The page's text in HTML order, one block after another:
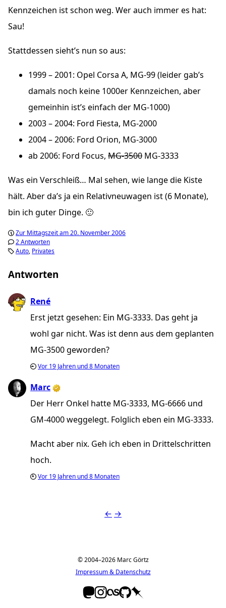
Kennzeichen ist schon weg. Wer auch immer es hat:
Sau!
Stattdessen sieht’s nun so aus:
1999 – 2001: Opel Corsa A, MG-99 (leider gab’s
damals noch keine 1000er Kennzeichen, aber
gemeinhin ist’s einfach der MG-1000)
2003 – 2004: Ford Fiesta, MG-2000
2004 – 2006: Ford Orion, MG-3000
ab 2006: Ford Focus, MG-3500 MG-3333
Was ein Verschleiß… Mal sehen, wie lange die Kiste
hält. Aber da’s ja ein Relativneuwagen ist (6 Monate),
bin ich guter Dinge. 🙂
Zur Mittagszeit am 20. November 2006
2 Antworten
Auto Privates
Antworten
René
Erst jetzt gesehen: Ein MG-3333. Das geht ja
wohl gar nicht. Was ist denn aus dem geplanten
MG-3500 geworden?
Vor 19 Jahren und 8 Monaten
Marc
Der Herr Onkel hatte MG-3333, MG-6666 und
GM-4000 weggelegt. Folglich eben ein MG-3333.
Macht aber nix. Geh ich eben in Drittelschritten
hoch.
Vor 19 Jahren und 8 Monaten
← →
© 2004–2026 Marc Görtz
Impressum & Datenschutz